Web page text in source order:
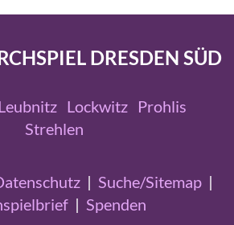
DRESDEN SÜD
Lockwitz Prohlis
Strehlen
| Suche/Sitemap |
| Spenden